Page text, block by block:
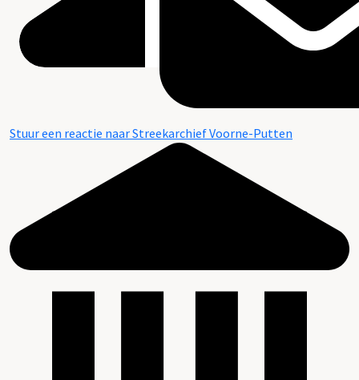
Stuur een reactie naar Streekarchief Voorne-Putten